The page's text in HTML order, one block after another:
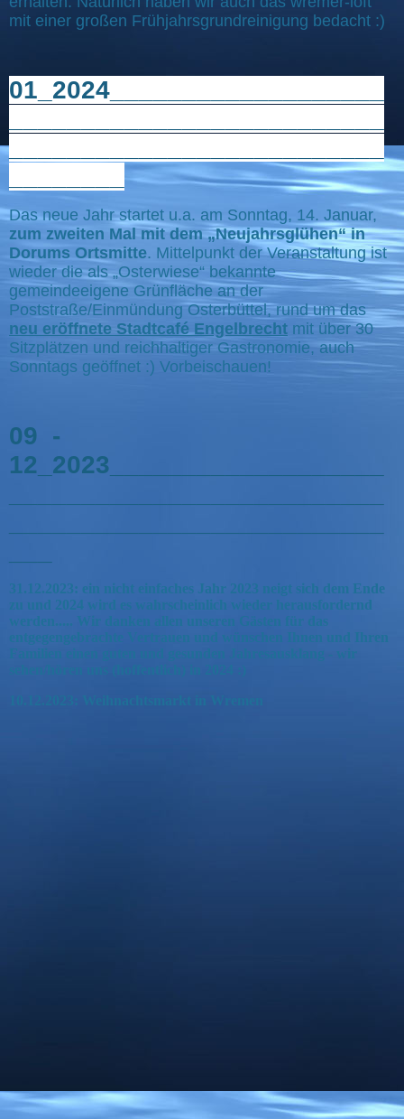
mit einer großen Frühjahrsgrundreinigung bedacht :)
01_2024___________________
Das neue Jahr startet u.a. am Sonntag, 14. Januar,
zum zweiten Mal mit dem „Neujahrsglühen“ in
Dorums Ortsmitte. Mittelpunkt der Veranstaltung ist
wieder die als „Osterwiese“ bekannte
gemeindeeigene Grünfläche an der
Poststraße/Einmündung Osterbüttel, rund um das
neu eröffnete Stadtcafé Engelbrecht mit über 30
Sitzplätzen und reichhaltiger Gastronomie, auch
Sonntags geöffnet :) Vorbeischauen!
09 -
12_2023___________________
31.12.2023: ein nicht einfaches Jahr 2023 neigt sich dem Ende
zu und 2024 wird es wahrscheinlich wieder herausfordernd
werden..... Wir danken allen unseren Gästen für das
entgegengebrachte Vertrauen und wünschen Ihnen und Ihren
Familien einen guten und gesunden Jahresausklang - wir